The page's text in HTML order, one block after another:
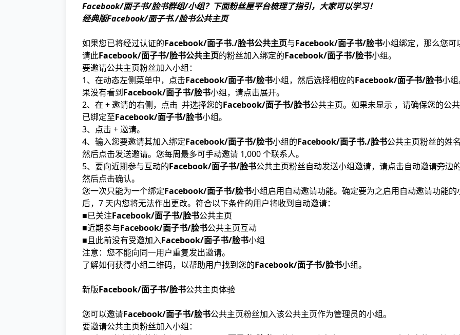
Facebook/面子书/脸书群组/小组？下面粉丝屋平台梳理了指引，大家可以学习！
经典版Facebook/面子书./脸书公共主页
如果您已将经过认证的Facebook/面子书./脸书公共主页与Facebook/面子书/脸书小组绑定，那么您可
请此Facebook/面子书/脸书公共主页的粉丝加入绑定的Facebook/面子书/脸书小组。
要邀请公共主页粉丝加入小组：
1、在动态左侧菜单中，点击Facebook/面子书/脸书小组，然后选择相应的Facebook/面子书/脸书小
果没有看到Facebook/面子书/脸书小组，请点击展开。
2、在 + 邀请的右侧，点击 并选择您的Facebook/面子书/脸书公共主页。如果未显示 ，请确保您的公
已绑定至Facebook/面子书/脸书小组。
3、点击 + 邀请。
4、输入您要邀请其加入绑定Facebook/面子书/脸书小组的Facebook/面子书./脸书公共主页粉丝的姓名
然后点击发送邀请。您每周最多可手动邀请 1,000 个联系人。
5、要向近期参与互动的Facebook/面子书/脸书公共主页粉丝自动发送小组邀请，请点击自动邀请旁边的
然后点击确认。
您一次只能为一个绑定Facebook/面子书/脸书小组启用自动邀请功能。确定要为之启用自动邀请功能的
后，7 天内您将无法作出更改。符合以下条件的用户将收到自动邀请：
■已关注Facebook/面子书/脸书公共主页
■近期参与Facebook/面子书/脸书公共主页互动
■且此前没有受邀加入Facebook/面子书/脸书小组
注意：您不能向同一用户重复发出邀请。
了解如何获得小组二维码，以帮助用户找到您的Facebook/面子书/脸书小组。
新版Facebook/面子书/脸书公共主页体验
您可以邀请Facebook/面子书/脸书公共主页粉丝加入该公共主页作为管理员的小组。
要邀请公共主页粉丝加入小组：